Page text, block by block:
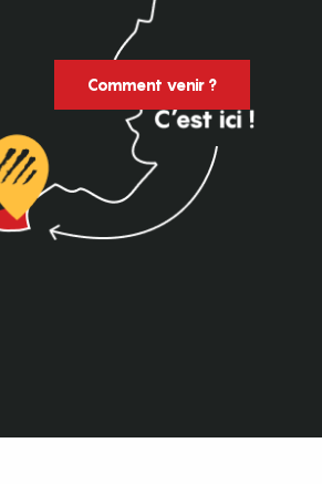
Comment venir ?